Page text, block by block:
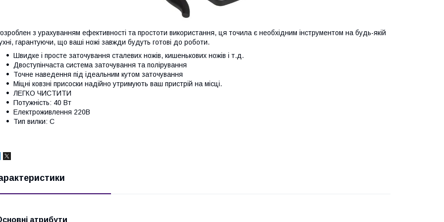
з урахуванням ефективності та простоти використання, ця точила є необхідним інструментом на будь-якій
гарантуючи, що ваші ножі завжди будуть готові до роботи.
Швидке і просте заточування сталевих ножів, кишенькових ножів і т.д.
Двоступінчаста система заточування та полірування
Точне наведення під ідеальним кутом заточування
Міцні ковзні присоски надійно утримують ваш пристрій на місці.
ЛЕГКО ЧИСТИТИ
Потужність: 40 Вт
Електроживлення 220В
Тип вилки: C
атрибути